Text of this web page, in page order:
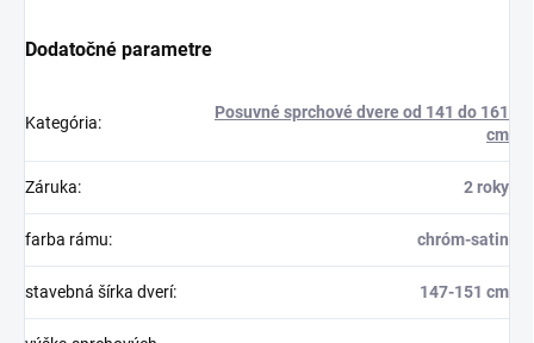
Dodatočné parametre
Kategória:
Posuvné sprchové dvere od 141 do 161
cm
Záruka: 2 roky
farba rámu: chróm-satin
stavebná šírka dverí: 147-151 cm